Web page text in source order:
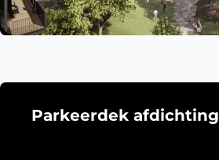
Parkeerdek afdichting